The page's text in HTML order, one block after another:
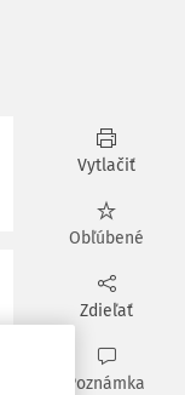
Vytlačiť
Obľúbené
Zdieľať
Poznámka